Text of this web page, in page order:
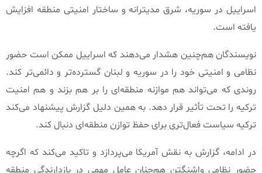
اسراییل در سوریه، شرق مدیترانه و ساختار امنیتی منطقه افزایش
یافته است.
نویسندگان هم‌چنین هشدار می‌دهند که اسراییل ممکن است حضور
نظامی و امنیتی خود را در سوریه و لبنان گسترده‌تر و دائمی‌تر کند.
روندی که می‌تواند هم موازنه منطقه‌ای را بر هم بزند و هم امنیت
ترکیه را تحت تأثیر قرار دهد. به همین دلیل گزارش پیشنهاد می‌کند
ترکیه سیاست فعال‌تری برای حفظ توازن منطقه‌ای دنبال کند.
در ادامه، گزارش به نقش آمریکا می‌پردازد و تاکید می‌کند که اگرچه
حضور نظامی واشنگتن هم‌چنان عامل مهمی در بازدارندگی منطقه